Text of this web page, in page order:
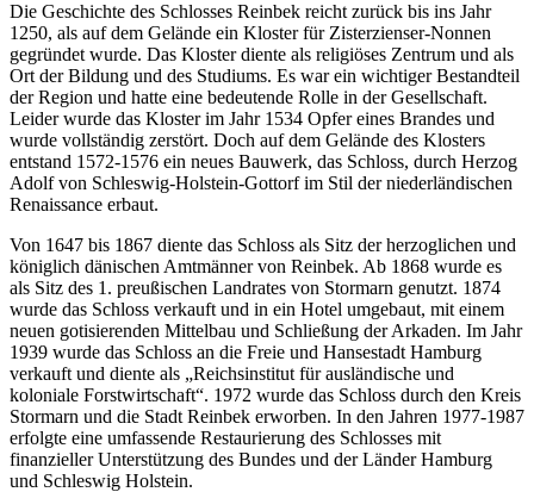
Die Geschichte des Schlosses Reinbek reicht zurück bis ins Jahr
1250, als auf dem Gelände ein Kloster für Zisterzienser-Nonnen
gegründet wurde. Das Kloster diente als religiöses Zentrum und als
Ort der Bildung und des Studiums. Es war ein wichtiger Bestandteil
der Region und hatte eine bedeutende Rolle in der Gesellschaft.
Leider wurde das Kloster im Jahr 1534 Opfer eines Brandes und
wurde vollständig zerstört. Doch auf dem Gelände des Klosters
entstand 1572-1576 ein neues Bauwerk, das Schloss, durch Herzog
Adolf von Schleswig-Holstein-Gottorf im Stil der niederländischen
Renaissance erbaut.
Von 1647 bis 1867 diente das Schloss als Sitz der herzoglichen und
königlich dänischen Amtmänner von Reinbek. Ab 1868 wurde es
als Sitz des 1. preußischen Landrates von Stormarn genutzt. 1874
wurde das Schloss verkauft und in ein Hotel umgebaut, mit einem
neuen gotisierenden Mittelbau und Schließung der Arkaden. Im Jahr
1939 wurde das Schloss an die Freie und Hansestadt Hamburg
verkauft und diente als „Reichsinstitut für ausländische und
koloniale Forstwirtschaft“. 1972 wurde das Schloss durch den Kreis
Stormarn und die Stadt Reinbek erworben. In den Jahren 1977-1987
erfolgte eine umfassende Restaurierung des Schlosses mit
finanzieller Unterstützung des Bundes und der Länder Hamburg
und Schleswig Holstein.